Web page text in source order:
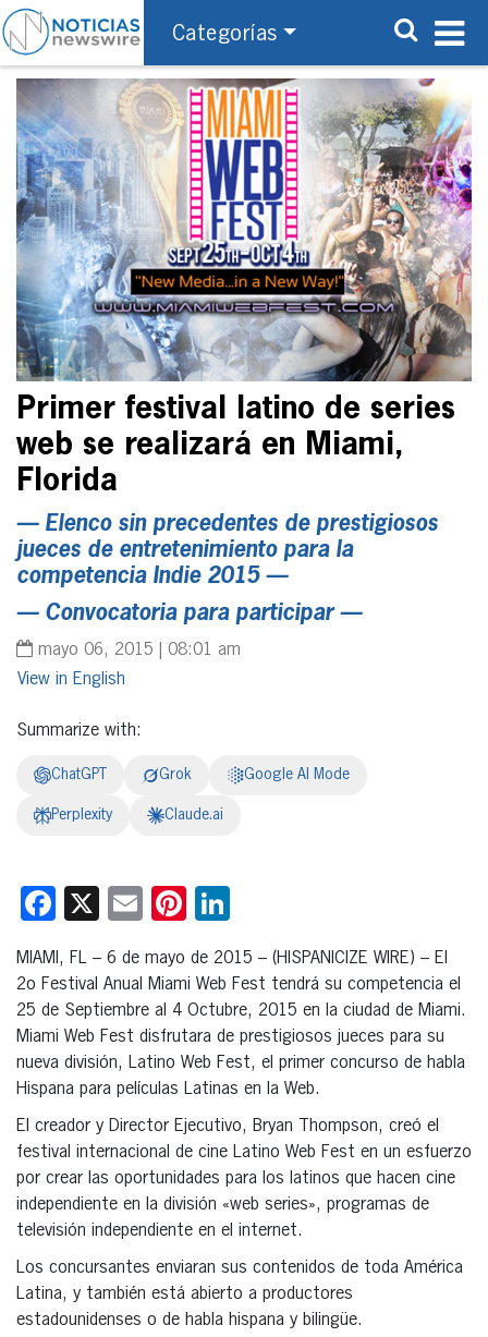
Categorías
Primer festival latino de series
web se realizará en Miami,
Florida
— Elenco sin precedentes de prestigiosos
jueces de entretenimiento para la
competencia Indie 2015 —
— Convocatoria para participar —
mayo 06, 2015 | 08:01 am
English
Summarize with:
ChatGPT Grok Google AI Mode
Perplexity Claude.ai
Facebook
X EmailPinterest
MIAMI, FL – 6 de mayo de 2015 – (HISPANICIZE WIRE) – El
2o Festival Anual Miami Web Fest tendrá su competencia el
25 de Septiembre al 4 Octubre, 2015 en la ciudad de Miami.
Miami Web Fest disfrutara de prestigiosos jueces para su
nueva división, Latino Web Fest, el primer concurso de habla
Hispana para películas Latinas en la Web.
El creador y Director Ejecutivo, Bryan Thompson, creó el
festival internacional de cine Latino Web Fest en un esfuerzo
por crear las oportunidades para los latinos que hacen cine
independiente en la división «web series», programas de
televisión independiente en el internet.
Los concursantes enviaran sus contenidos de toda América
Latina, y también está abierto a productores
estadounidenses o de habla hispana y bilingüe.